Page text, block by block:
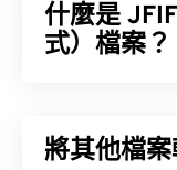
什麼是
式）檔案？
JPEG、JPE、
將其他檔